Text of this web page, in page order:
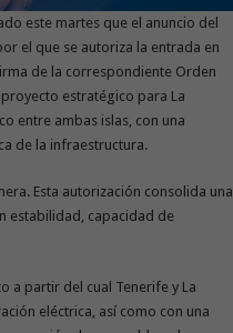
este martes que el anuncio del
el que se autoriza la entrada en
de la correspondiente Orden
estratégico para La
entre ambas islas, con una
de la infraestructura.
Esta autorización consolida una
estabilidad, capacidad de
a partir del cual Tenerife y La
eléctrica, así como con una